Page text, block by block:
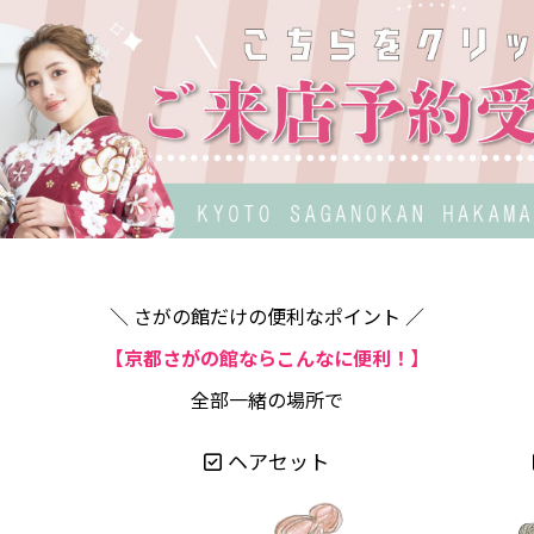
＼ さがの館だけの便利なポイント ／
【京都さがの館ならこんなに便利！】
全部一緒の場所で
ヘアセット